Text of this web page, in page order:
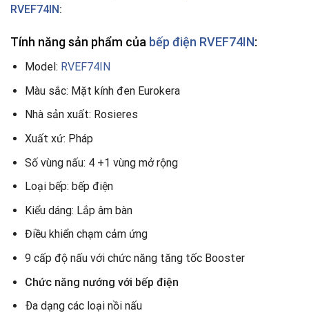
RVEF74IN :
Tính năng sản phẩm của bếp điện RVEF74IN:
Model: RVEF74IN
Màu sắc: Mặt kính đen Eurokera
Nhà sản xuất: Rosieres
Xuất xứ: Pháp
Số vùng nấu: 4 +1 vùng mở rộng
Loại bếp: bếp điện
Kiểu dáng: Lắp âm bàn
Điều khiển chạm cảm ứng
9 cấp độ nấu với chức năng tăng tốc Booster
Chức năng nướng với bếp điện
Ða dạng các loại nồi nấu